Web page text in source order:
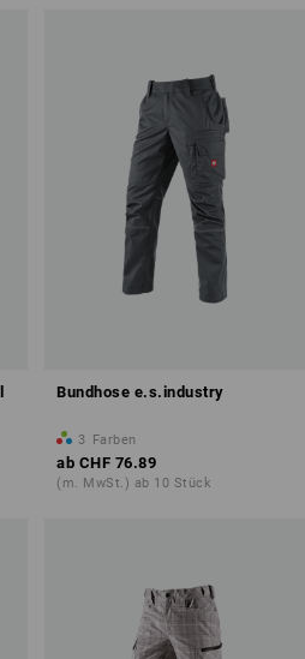
Bundhose e.s.industry
3 Farben
ab CHF 76.89
(m. MwSt.) ab 10 Stück